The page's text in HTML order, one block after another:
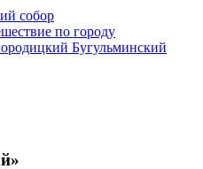
собор
по городу
Бугульминский